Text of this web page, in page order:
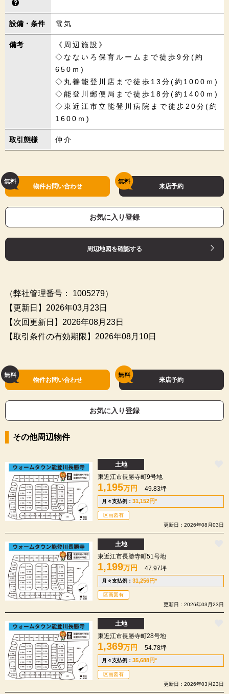
設備・条件 電気
備考
《周辺施設》
◇なないろ保育ルームまで徒歩9分(約
650ｍ)
◇丸善能登川店まで徒歩13分(約1000ｍ)
◇能登川郵便局まで徒歩18分(約1400ｍ)
◇東近江市立能登川病院まで徒歩20分(約
1600ｍ)
取引態様 仲介
物件お問い合わせ 来店予約
お気に入り登録
周辺地図を確認する
（弊社管理番号： 1005279）
【更新日】2026年03月23日
【次回更新日】2026年08月23日
【取引条件の有効期限】2026年08月10日
物件お問い合わせ 来店予約
お気に入り登録
その他周辺物件
土地
東近江市長勝寺町9号地
1,195万円 49.83坪
月々支払例：31,152円*
区画図有
更新日：2026年08月03日
土地
東近江市長勝寺町51号地
1,199万円 47.97坪
月々支払例：31,256円*
区画図有
更新日：2026年03月23日
土地
東近江市長勝寺町28号地
1,369万円 54.78坪
月々支払例：35,688円*
区画図有
更新日：2026年03月23日